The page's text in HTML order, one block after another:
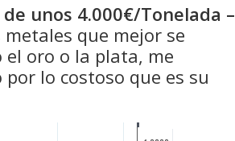
unos 4.000€/Tonelada –
que mejor se
el oro o la plata, me
lo costoso que es su